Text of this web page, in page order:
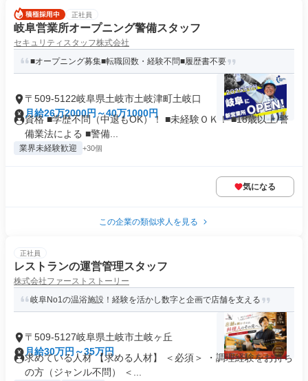
正社員
岐阜営業所オープニング警備スタッフ
セキュリティスタッフ株式会社
■オープニング募集■転職回数・経験不問■履歴書不要
〒509-5122岐阜県土岐市土岐津町土岐口
月給26万2000円～40万1000円
資格 ■学歴不問（中退もOK）！ ■未経験ＯＫ！ ■18歳以上/警
備業法による ■警備...
業界未経験歓迎 +30個
気になる
この企業の類似求人を見る
正社員
レストランの運営管理スタッフ
株式会社ファーストストーリー
岐阜No1の温浴施設！経験を活かし数字と企画で店舗を支える
〒509-5127岐阜県土岐市土岐ヶ丘
月給30万円～35万円
求めている人材 【求める人材】 ＜必須＞ ・調理経験をお持ち
の方（ジャンル不問） ＜...